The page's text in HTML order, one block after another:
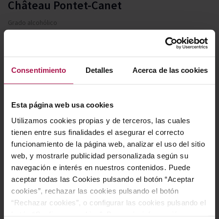
Consentimiento Detalles Acerca de las cookies
Esta página web usa cookies
Utilizamos cookies propias y de terceros, las cuales
tienen entre sus finalidades el asegurar el correcto
funcionamiento de la página web, analizar el uso del sitio
web, y mostrarle publicidad personalizada según su
navegación e interés en nuestros contenidos. Puede
aceptar todas las Cookies pulsando el botón “Aceptar
cookies”, rechazar las cookies pulsando el botón
“Rechazar cookies”, o configurar las cookies pulsando el
Château Pontet-Canet
Grado alcohólico
Crianza
Puntuaciones y Premios
Parker: 93, James Suckling: 99,
Decanter: 97, Wine Enthusiast: 98
Añada
2019
Denominación de origen
AOC Pauillac - Burdeos
Contiene sulfitos
Si